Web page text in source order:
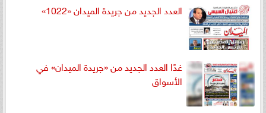
العدد الجديد من جريدة الميدان «1022»
غدًا العدد الجديد من «جريدة الميدان» في
الأسواق